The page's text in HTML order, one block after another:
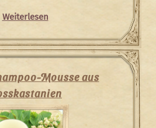
Weiterlesen
Mousse aus